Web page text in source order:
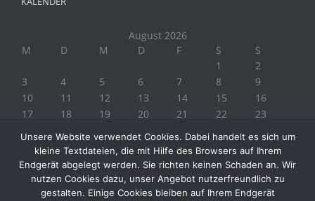
August 2026
M
D M D F S
S
1
2
3
4 5 6 7 8
9
10
11 12 13 14 15
16
17
18 19 20 21 22
23
« Juli
Unsere Website verwendet Cookies. Dabei handelt es sich um
kleine Textdateien, die mit Hilfe des Browsers auf Ihrem
Endgerät abgelegt werden. Sie richten keinen Schaden an. Wir
nutzen Cookies dazu, unser Angebot nutzerfreundlich zu
gestalten. Einige Cookies bleiben auf Ihrem Endgerät